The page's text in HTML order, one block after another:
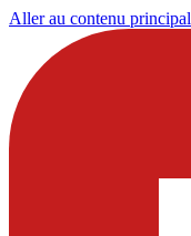
Aller au contenu principal